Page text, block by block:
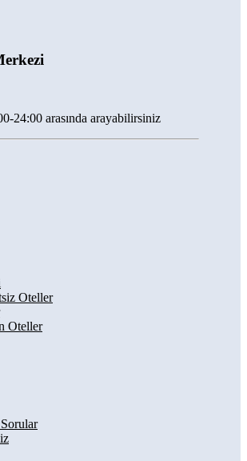
24:00 arasında arayabilirsiniz
Oteller
Oteller